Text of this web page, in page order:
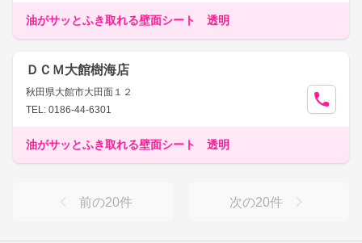
油がサッとふき取れる壁面シート 透明
ＤＣＭ大館樹海店
秋田県大館市大田面１２
TEL: 0186-44-6301
油がサッとふき取れる壁面シート 透明
前の20件 次の20件